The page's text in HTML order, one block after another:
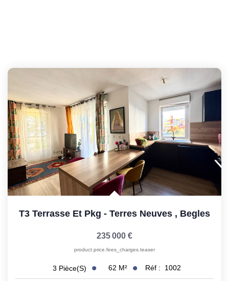
T3 Terrasse Et Pkg - Terres Neuves , Begles
235 000 €
product.price.fees_charges.teaser
3 Pièce(s) 62 M² Réf : 1002